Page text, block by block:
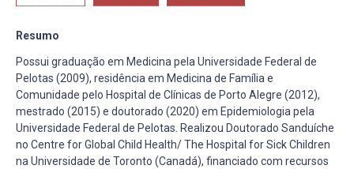
Resumo
Possui graduação em Medicina pela Universidade Federal de
Pelotas (2009), residência em Medicina de Família e
Comunidade pelo Hospital de Clínicas de Porto Alegre (2012),
mestrado (2015) e doutorado (2020) em Epidemiologia pela
Universidade Federal de Pelotas. Realizou Doutorado Sanduíche
no Centre for Global Child Health/ The Hospital for Sick Children
na Universidade de Toronto (Canadá), financiado com recursos